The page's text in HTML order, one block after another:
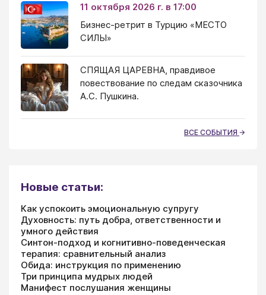
11 октября 2026 г. в 17:00
Бизнес-ретрит в Турцию «МЕСТО
СИЛЫ»
СПЯЩАЯ ЦАРЕВНА, правдивое
повествование по следам сказочника
А.С. Пушкина.
ВСЕ СОБЫТИЯ
Новые статьи:
Как успокоить эмоциональную супругу
Духовность: путь добра, ответственности и
умного действия
Синтон-подход и когнитивно-поведенческая
терапия: сравнительный анализ
Обида: инструкция по применению
Три принципа мудрых людей
Манифест послушания женщины